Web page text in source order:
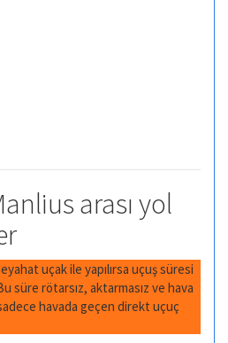
arası yol
uçak ile yapılırsa uçuş süresi
süre rötarsız, aktarmasız ve hava
havada geçen direkt uçuç